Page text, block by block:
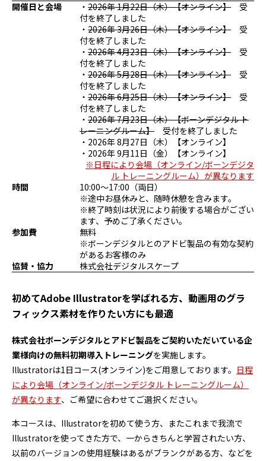
映像/映画/アニメ
プログラミング/ウェブ
ファッション/デザイン/他
チュートリアル
検定
その他
x facebookyoutube
開催日と会場 ・ 2026年 1月22日（木）【オンライン】 受
付を終了しました
・ 2026年 3月26日（木）【オンライン】 受
付を終了しました
・ 2026年 4月23日（木）【オンライン】 受
付を終了しました
・ 2026年 5月28日（木）【オンライン】 受
付を終了しました
・ 2026年 6月25日（木）【オンライン】 受
付を終了しました
・ 2026年 7月23日（木）【ボーンデジタル ト
レーニングルーム】 受付を終了しました
・2026年 8月27日（木）【オンライン】
・2026年 9月11日（金）【オンライン】
※日程により会場（オンライン/ボーンデジタ
ル トレーニングルーム）が異なります
時間
10:00～17:00（両日）
※途中お昼休みと、随時休憩を含みます。
※終了時刻は状況により前後する場合がござい
ます、予めご了承ください。
参加費
無料
※ボーンデジタルとのアドビ製品の有効な契約
があるお客様のみ
協賛・協力
株式会社デジタルスケープ
初めてAdobe Illustratorを学ばれる方、動画用のグラ
フィックス素材を作りたい方にも最適
株式会社ボーンデジタルとアドビ製品をご契約いただいている企
業様向けの無料初期導入トレーニングを実施します。
Illustratorは1日コース(オンライン)をご用意しております。 日程
により会場（オンライン/ボーンデジタル トレーニングルーム）
が異なります、ご希望に合わせてご選択ください。
本コースは、Illustratorを初めて使う方、またこれまで我流で
Illustratorを使ってきた方で、一からきちんと学習されたい方、
以前のバージョンの使用経験はあるがブランクがある方、などを